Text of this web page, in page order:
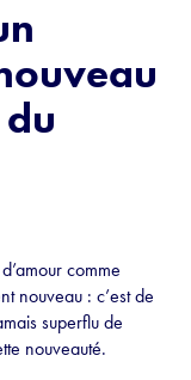
comme
nouveau : c’est de
superflu de
nouveauté.